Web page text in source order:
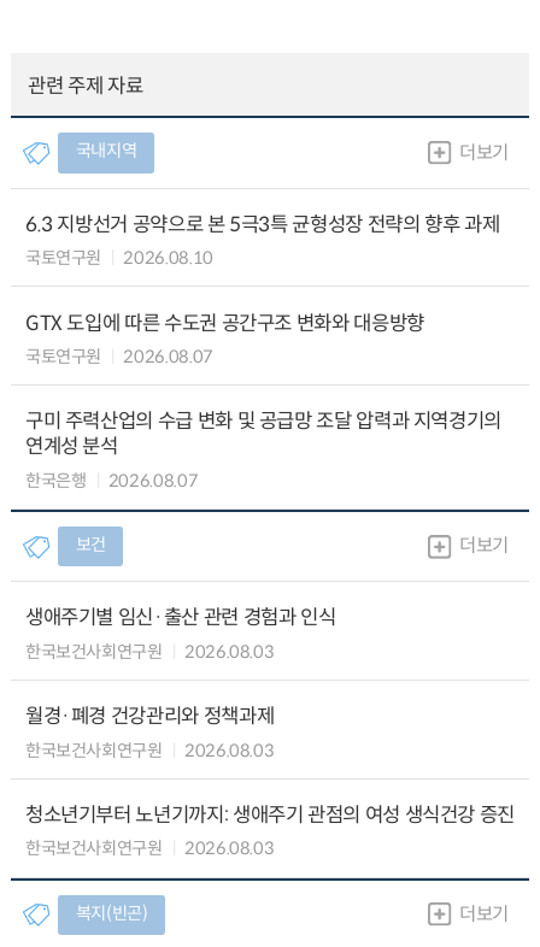
관련 주제 자료
국내지역 더보기
6.3 지방선거 공약으로 본 5극3특 균형성장 전략의 향후 과제
국토연구원 2026.08.10
GTX 도입에 따른 수도권 공간구조 변화와 대응방향
국토연구원 2026.08.07
구미 주력산업의 수급 변화 및 공급망 조달 압력과 지역경기의
연계성 분석
한국은행 2026.08.07
보건 더보기
생애주기별 임신·출산 관련 경험과 인식
한국보건사회연구원 2026.08.03
월경·폐경 건강관리와 정책과제
한국보건사회연구원 2026.08.03
청소년기부터 노년기까지: 생애주기 관점의 여성 생식건강 증진
한국보건사회연구원 2026.08.03
복지(빈곤) 더보기